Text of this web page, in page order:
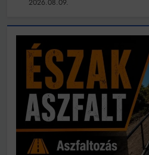
2026.08.09.